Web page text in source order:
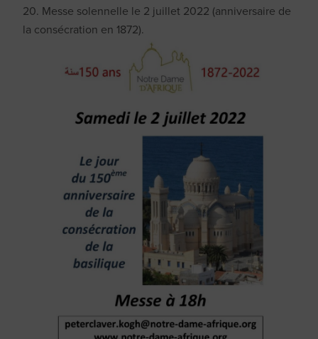
20. Messe solennelle le 2 juillet 2022 (anniversaire de
la consécration en 1872).